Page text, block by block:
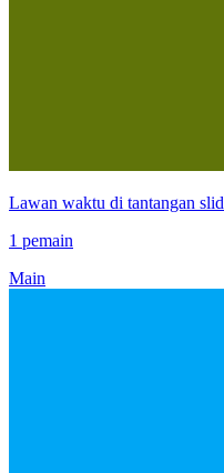
Lawan waktu di tantangan
1 pemain
Main